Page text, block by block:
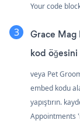
Your code
Grace
kod
veya Pet
embed kodu
yapıştırın.
Appointments